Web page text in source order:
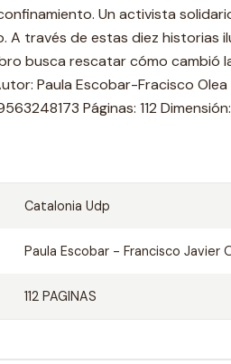
Un activista
A través de estas diez historias
busca rescatar cómo cambió
Paula Escobar-Fracisco
Páginas: 112
Catalonia Udp
Paula Escobar - Francisco Javier
112 PAGINAS